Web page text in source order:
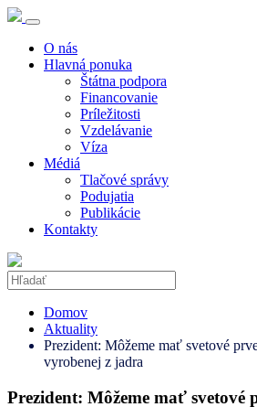
O nás
Hlavná ponuka
Štátna podpora
Financovanie
Príležitosti
Vzdelávanie
Víza
Médiá
Tlačové správy
Podujatia
Publikácie
Kontakty
Domov
Aktuality
Prezident: Môžeme mať svetové
vyrobenej z jadra
Prezident: Môžeme mať svetové